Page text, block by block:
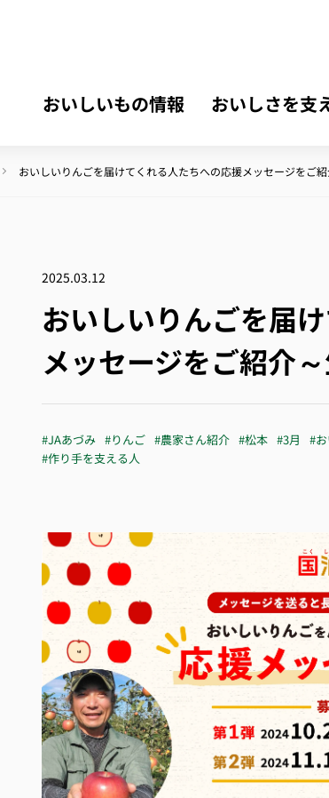
おいしいもの情報 おいしさを支
おいしいりんごを届けてくれる人たちへの応援メッセージをご
2025.03.12
おいしいりんごを届
メッセージをご紹介
#JAあづみ #りんご #農家さん紹介 #松本 #3月
#
#作り手を支える人